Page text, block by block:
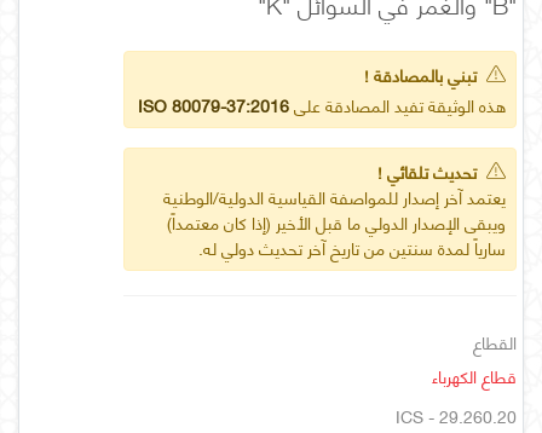
تبني بالمصادقة !
هذه الوثيقة تفيد المصادقة علىISO 80079-37:2016
تحديث تلقائي !
يعتمد آخر إصدار للمواصفة القياسية الدولية/الوطنية
ويبقى الإصدار الدولي ما قبل الأخير (إذا كان معتمداً)
سارياً لمدة سنتين من تاريخ آخر تحديث دولي له.
القطاع
قطاع الكهرباء
ICS - 29.260.20